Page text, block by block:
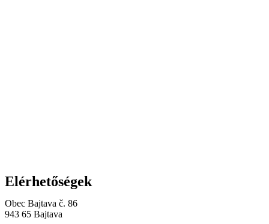
Elérhetőségek
Obec Bajtava č. 86
943 65 Bajtava